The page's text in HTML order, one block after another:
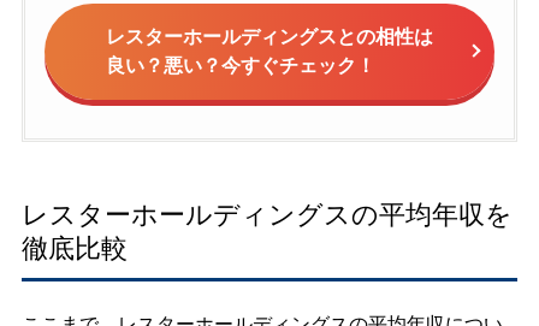
レスターホールディングスとの相性は
良い？悪い？今すぐチェック！
レスターホールディングスの平均年収を
徹底比較